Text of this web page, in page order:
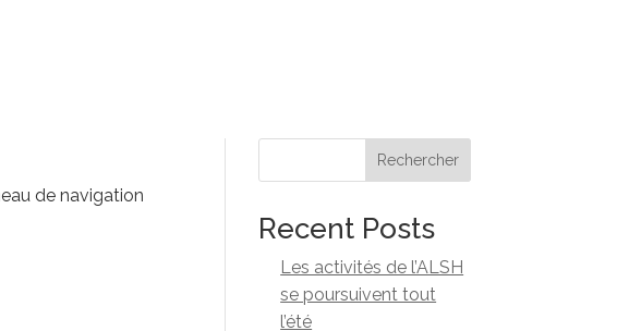
de navigation
Rechercher
Recent Posts
Les activités de l’ALSH
se poursuivent tout
l’été